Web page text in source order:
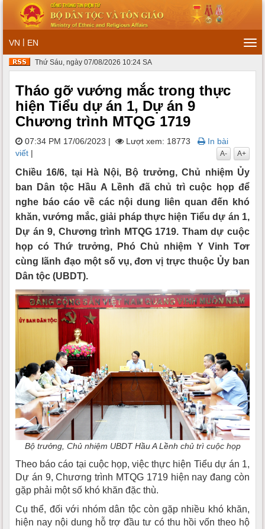
VN | EN
Thứ Sáu, ngày 07/08/2026 10:24 SA
Tháo gỡ vướng mắc trong thực
hiện Tiểu dự án 1, Dự án 9
Chương trình MTQG 1719
07:34 PM 17/06/2023 | Lượt xem: 18773
In bài
viết | A+
A-
Chiều 16/6, tại Hà Nội, Bộ trưởng, Chủ nhiệm Ủy
ban Dân tộc Hầu A Lềnh đã chủ trì cuộc họp để
nghe báo cáo về các nội dung liên quan đến khó
khăn, vướng mắc, giải pháp thực hiện Tiểu dự án 1,
Dự án 9, Chương trình MTQG 1719. Tham dự cuộc
họp có Thứ trưởng, Phó Chủ nhiệm Y Vinh Tơr
cùng lãnh đạo một số vụ, đơn vị trực thuộc Ủy ban
Dân tộc (UBDT).
Bộ trưởng, Chủ nhiệm UBDT Hầu A Lềnh chủ trì cuộc họp
Theo báo cáo tại cuộc họp, việc thực hiện Tiểu dự án 1,
Dự án 9, Chương trình MTQG 1719 hiện nay đang còn
gặp phải một số khó khăn đặc thù.
Cụ thể, đối với nhóm dân tộc còn gặp nhiều khó khăn,
hiện nay nội dung hỗ trợ đầu tư có thu hồi vốn theo hộ